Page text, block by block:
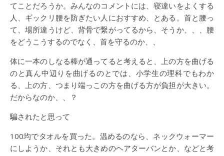
てことだろうか。みんなのコメントには、寝違いをよくする
人、ギックリ腰を防ぎたい人におすすめ、とある。首と腰っ
て、場所違うけど、背骨で繋がってるから、そうか、、、腰
をどうこうするのでなく、首を守るのか、、
体に一本のしなる棒が通ってると考えると、上の方を曲げる
のと真ん中辺りを曲げるのとでは、小学生の理科でもわか
る、上の方、つまり端っこの方を曲げる方が負担が大きい。
だからなのか、、？
騙されたと思って
100均でタオルを買った。温めるのなら、ネックウォーマー
にしようか、それとも大きめのヘアターバンとか、などと考